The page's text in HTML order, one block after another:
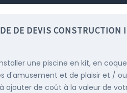
DE DEVIS CONSTRUCTION
une piscine en kit, en
d'amusement et de plaisir et /
ajouter de coût à la valeur de